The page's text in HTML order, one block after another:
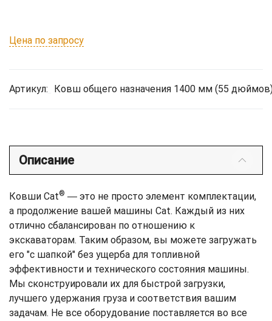
Цена по запросу
Артикул: Ковш общего назначения 1400 мм (55
Описание
Ковши Cat® ― это не просто элемент комплектации,
а продолжение вашей машины Cat. Каждый из них
отлично сбалансирован по отношению к
экскаваторам. Таким образом, вы можете загружать
его "с шапкой" без ущерба для топливной
эффективности и технического состояния машины.
Мы сконструировали их для быстрой загрузки,
лучшего удержания груза и соответствия вашим
задачам. Не все оборудование поставляется во все